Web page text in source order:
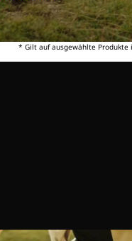
* Gilt auf ausgewählte Produkte